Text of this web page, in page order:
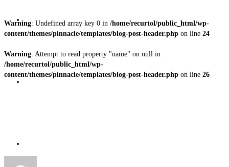
Blog
Checkout
Warning: Undefined array key 0 in /home/recurtol/public_html/wp-
content/themes/pinnacle/templates/blog-post-header.php on line 24
Warning: Attempt to read property "name" on null in
/home/recurtol/public_html/wp-
content/themes/pinnacle/templates/blog-post-header.php on line 26